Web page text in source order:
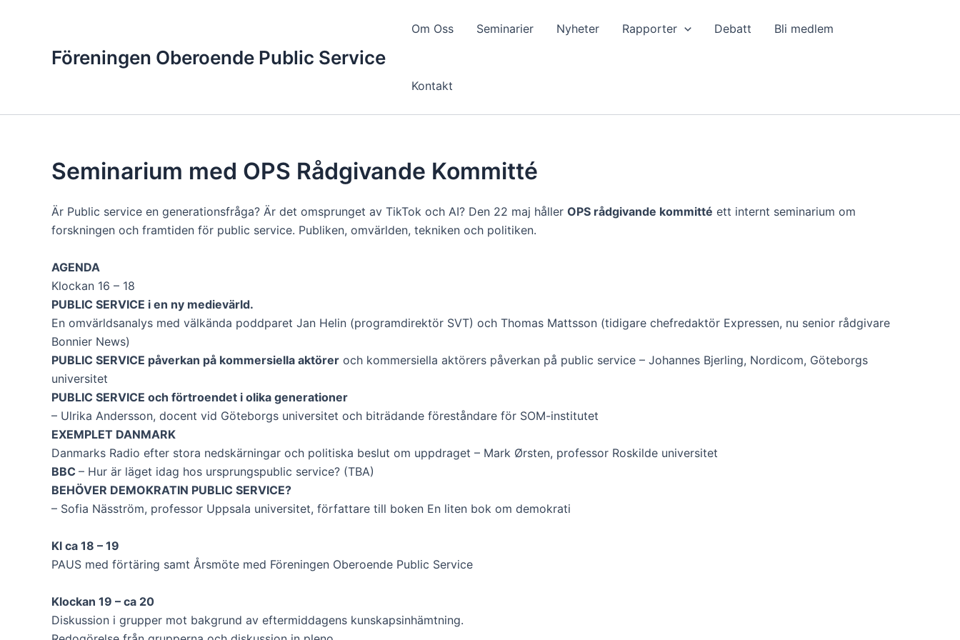
Föreningen Oberoende Public Service
Om Oss Seminarier Nyheter Rapporter Debatt Bli medlem
Kontakt
Seminarium med OPS Rådgivande Kommitté
Är Public service en generationsfråga? Är det omsprunget av TikTok och AI? Den 22 maj håller OPS rådgivande kommitté ett internt seminarium om
forskningen och framtiden för public service. Publiken, omvärlden, tekniken och politiken.
AGENDA
Klockan 16 – 18
PUBLIC SERVICE i en ny medievärld.
En omvärldsanalys med välkända poddparet Jan Helin (programdirektör SVT) och Thomas Mattsson (tidigare chefredaktör Expressen, nu senior rådgivare
Bonnier News)
PUBLIC SERVICE påverkan på kommersiella aktörer och kommersiella aktörers påverkan på public service – Johannes Bjerling, Nordicom, Göteborgs
universitet
PUBLIC SERVICE och förtroendet i olika generationer
– Ulrika Andersson, docent vid Göteborgs universitet och biträdande föreståndare för SOM-institutet
EXEMPLET DANMARK
Danmarks Radio efter stora nedskärningar och politiska beslut om uppdraget – Mark Ørsten, professor Roskilde universitet
BBC – Hur är läget idag hos ursprungspublic service? (TBA)
BEHÖVER DEMOKRATIN PUBLIC SERVICE?
– Sofia Näsström, professor Uppsala universitet, författare till boken En liten bok om demokrati
Kl ca 18 – 19
PAUS med förtäring samt Årsmöte med Föreningen Oberoende Public Service
Klockan 19 – ca 20
Diskussion i grupper mot bakgrund av eftermiddagens kunskapsinhämtning.